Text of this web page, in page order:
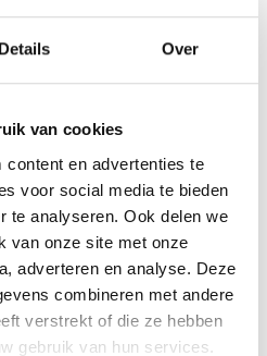
Details Over
van cookies
en advertenties te
voor social media te bieden
te analyseren. Ook delen we
van onze site met onze
adverteren en analyse. Deze
combineren met andere
verstrekt of die ze hebben
gebruik van hun services.